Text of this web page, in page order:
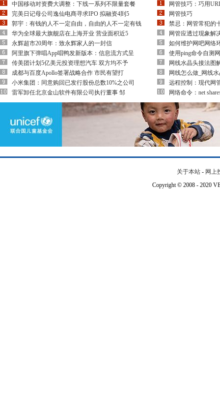
中国移动对资费大调整：下线一系列不限量套餐
完美日记母公司逸仙电商寻求IPO 拟融资4到5
郭宇：有钱的人不一定自由，自由的人不一定有钱
华为全球最大旗舰店在上海开业 营业面积近5
永辉超市20周年：致永辉家人的一封信
阿里旗下弹唱App唱鸭发新版本：信息流方式呈
传美团计划5亿美元投资理想汽车 双方均不予
成都与百度Apollo签署战略合作 市民有望打
小米集团：同意购回已发行股份总数10%之公司
雷军卸任北京金山软件有限公司执行董事 邹
网管技巧：巧用
网管技巧
禁忌：网管常犯的
网管应透过现象解
如何维护网吧网络
使用ping命令自测
网线水晶头接法图
网线怎么做_网线
远程控制：现代网
网络命令：net
关于本站 - 网上
Copyright © 2008 - 2020